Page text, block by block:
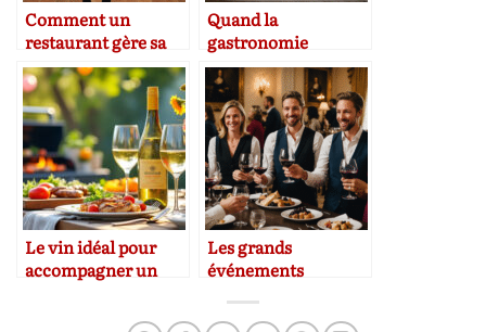
Comment un
restaurant gère sa
cave
Quand la
gastronomie
rencontre
l’œnologie :
portraits de chefs &
sommeliers
Le vin idéal pour
accompagner un
Les grands
événements